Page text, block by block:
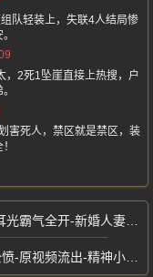
队轻装上，失联4人结局惨
，2死1坠崖直接上热搜，户
害死人，禁区就是禁区，装
开-新婚人妻当街暴打小三
流出-精神小伙挥刀威胁